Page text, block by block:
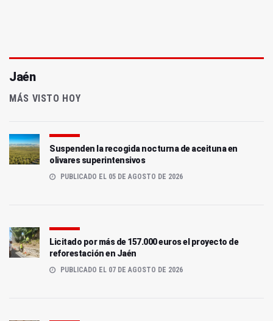
Jaén
MÁS VISTO HOY
Suspenden la recogida nocturna de aceituna en
olivares superintensivos
PUBLICADO EL 05 DE AGOSTO DE 2026
Licitado por más de 157.000 euros el proyecto de
reforestación en Jaén
PUBLICADO EL 07 DE AGOSTO DE 2026